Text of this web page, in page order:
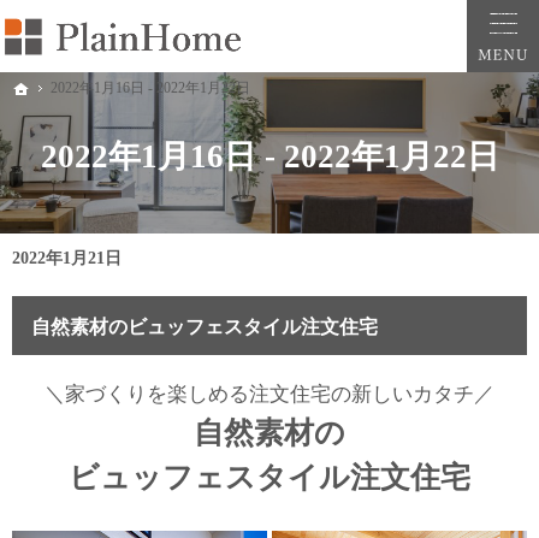
2022年1月16日 - 2022年1月22日
大阪・堺市での新築一戸建ては工務店の「PlainHome平原建築工房」へおまかせ。自然
堺市をはじめ大阪府全域での新築注文住宅ならプレインホームへ。自然素材の心地よさ
2022年1月21日
自然素材のビュッフェスタイル注文住宅
＼家づくりを楽しめる注文住宅の新しいカタチ／
自然素材の
ビュッフェスタイル注文住宅
ホーム
2022年1月16日 - 2022年1月22日